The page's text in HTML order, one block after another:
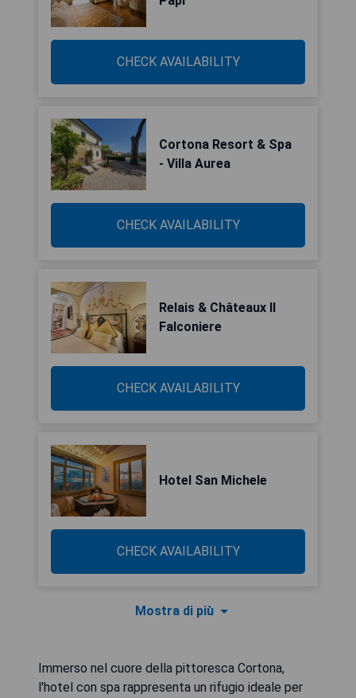
CHECK AVAILABILITY
Cortona Resort & Spa
- Villa Aurea
CHECK AVAILABILITY
Relais & Châteaux Il
Falconiere
CHECK AVAILABILITY
Hotel San Michele
CHECK AVAILABILITY
Mostra di più
Immerso nel cuore della pittoresca Cortona,
l'hotel con spa rappresenta un rifugio ideale per